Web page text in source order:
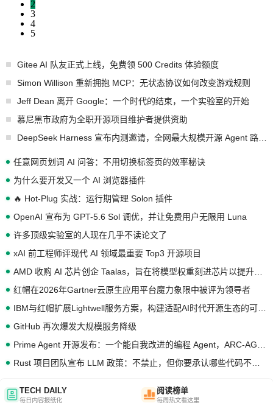
2
3
4
5
Gitee AI 队友正式上线，免费领 500 Credits 体验额度
Simon Willison 重新拥抱 MCP：无状态协议如何改变游戏规则
Jeff Dean 离开 Google：一个时代的结束，一个实验室的开始
慕尼黑市政府为全职开源项目维护者提供资助
任意网页划词 AI 问答：不用切换标签页的效率秘诀
为什么要开发又一个 AI 浏览器插件
🔥 Hot-Plug 实战：运行期管理 Solon 插件
OpenAI 宣布为 GPT-5.6 Sol 调优，并让免费用户无限用 Luna
许多顶级实验室的人现在几乎不读论文了
xAI 前工程师评现代 AI 领域最重要 Top3 开源项目
红帽在2026年Gartner云原生应用平台魔力象限中被评为领导者
GitHub 再次爆发大规模服务降级
TECH DAILY
每日内容报纸化
阅读榜单
每周热文看这里